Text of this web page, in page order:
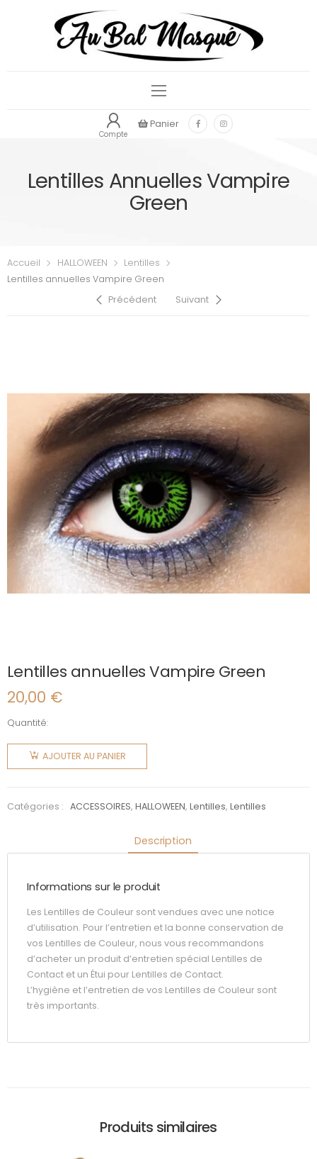
Compte
Panier
Lentilles Annuelles Vampire
Green
Accueil HALLOWEEN
Lentilles
Lentilles annuelles Vampire Green
Précédent
Suivant
Lentilles annuelles Vampire Green
20,00 €
Quantité:
quantité
Lentilles
Vampire
AJOUTER AU PANIER
Catégories : ACCESSOIRES,HALLOWEEN,Lentilles,Lentilles
Description
Informations sur le produit
Les Lentilles de Couleur sont vendues avec une notice
d’utilisation. Pour l’entretien et la bonne conservation de
vos Lentilles de Couleur, nous vous recommandons
d’acheter un produit d’entretien spécial Lentilles de
Contact et un Étui pour Lentilles de Contact.
L’hygiène et l’entretien de vos Lentilles de Couleur sont
très importants.
Produits similaires